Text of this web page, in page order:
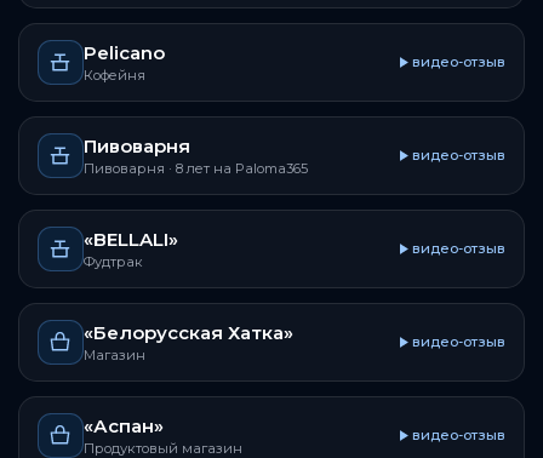
Pelicano
Кофейня
видео-отзыв
Пивоварня
Пивоварня · 8 лет на Paloma365
видео-отзыв
«BELLALI»
Фудтрак
видео-отзыв
«Белорусская Хатка»
Магазин
видео-отзыв
«Аспан»
Продуктовый магазин
видео-отзыв